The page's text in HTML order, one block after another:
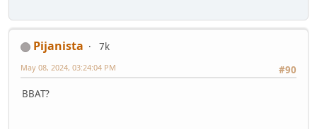
Pijanista
7k
#90
May 08, 2024, 03:24:04 PM
BBAT?